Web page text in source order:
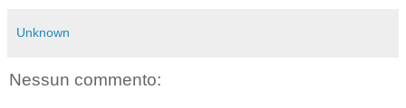
Unknown
Nessun commento: